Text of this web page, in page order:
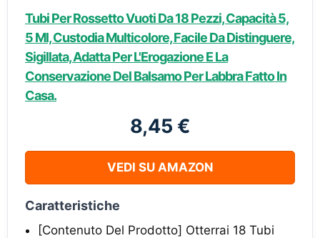
Tubi Per Rossetto Vuoti Da 18 Pezzi, Capacità 5,
5 Ml, Custodia Multicolore, Facile Da Distinguere,
Sigillata, Adatta Per L'Erogazione E La
Conservazione Del Balsamo Per Labbra Fatto In
Casa.
8,45 €
VEDI SU AMAZON
Caratteristiche
[Contenuto Del Prodotto] Otterrai 18 Tubi